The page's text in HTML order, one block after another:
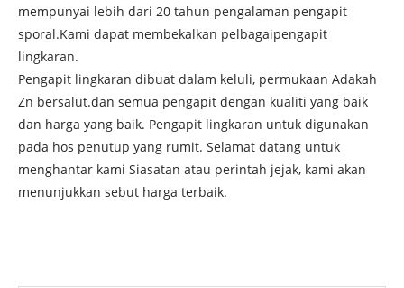
mempunyai lebih dari 20 tahun pengalaman pengapit
sporal.Kami dapat membekalkan pelbagaipengapit
lingkaran.
Pengapit lingkaran dibuat dalam keluli, permukaan Adakah
Zn bersalut.dan semua pengapit dengan kualiti yang baik
dan harga yang baik. Pengapit lingkaran untuk digunakan
pada hos penutup yang rumit. Selamat datang untuk
menghantar kami Siasatan atau perintah jejak, kami akan
menunjukkan sebut harga terbaik.